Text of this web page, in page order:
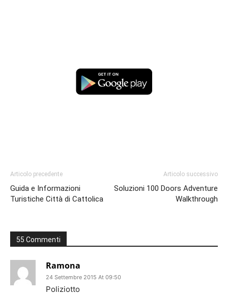
Articolo precedente
Guida e Informazioni
Turistiche Città di Cattolica
Articolo successivo
Soluzioni 100 Doors Adventure
Walkthrough
55 Commenti
Ramona
24 Settembre 2015 At 09:50
Poliziotto